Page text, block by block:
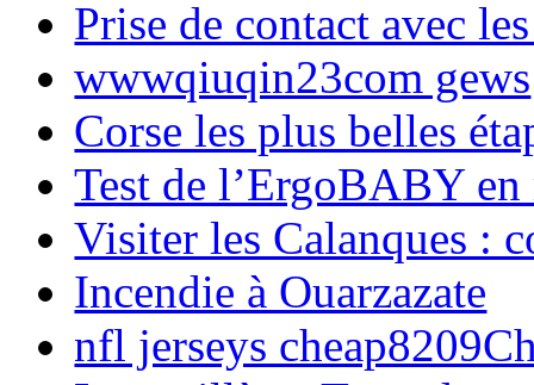
Prise de contact avec
wwwqiuqin23com gews
Corse les plus belles
Test de l’ErgoBABY en
Visiter les Calanques :
Incendie à Ouarzazate
nfl jerseys